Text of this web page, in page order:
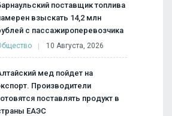
поставщик топлива
взыскать 14,2 млн
с пассажироперевозчика
10 Августа, 2026
мед пойдет на
Производители
поставлять продукт в
ЕАЭС